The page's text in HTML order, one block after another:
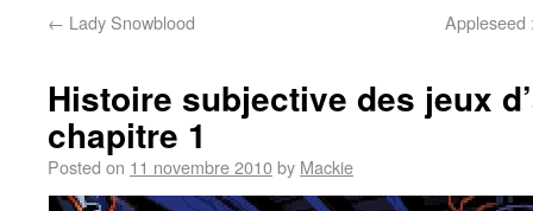
← Lady Snowblood Appleseed
Histoire subjective des jeux
chapitre 1
Posted on 11 novembre 2010by Mackie